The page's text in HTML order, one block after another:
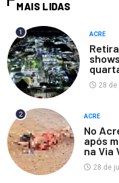
MAIS LIDAS
1 ACRE
28
2 ACRE
No
após
na Via
28 de